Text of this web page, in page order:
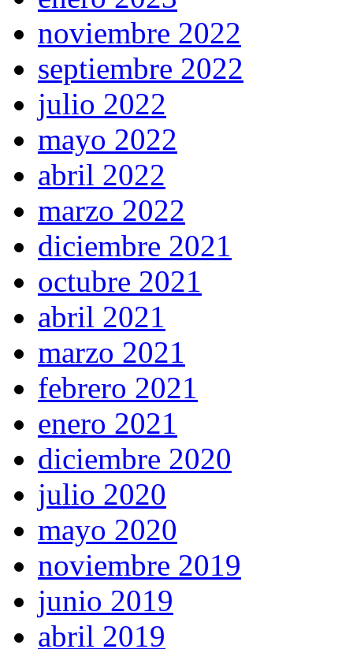
noviembre 2022
septiembre 2022
julio 2022
mayo 2022
abril 2022
marzo 2022
diciembre 2021
octubre 2021
abril 2021
marzo 2021
febrero 2021
enero 2021
diciembre 2020
julio 2020
mayo 2020
noviembre 2019
junio 2019
abril 2019